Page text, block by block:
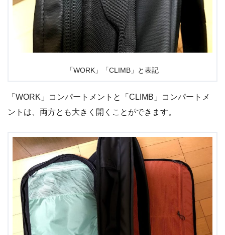
「WORK」「CLIMB」と表記
「WORK」コンパートメントと「CLIMB」コンパートメ
ントは、両方とも大きく開くことができます。